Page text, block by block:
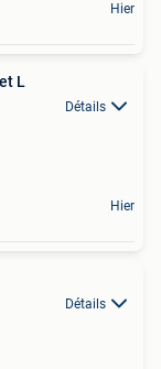
Hier
L
Détails
Hier
Détails